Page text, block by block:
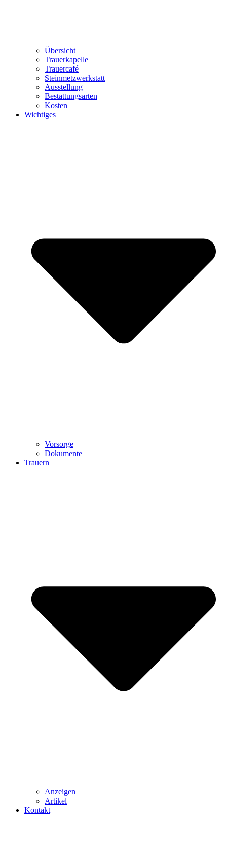
Übersicht
Trauerkapelle
Trauercafé
Steinmetzwerkstatt
Ausstellung
Bestattungsarten
Kosten
Wichtiges
Vorsorge
Dokumente
Trauern
Anzeigen
Artikel
Kontakt